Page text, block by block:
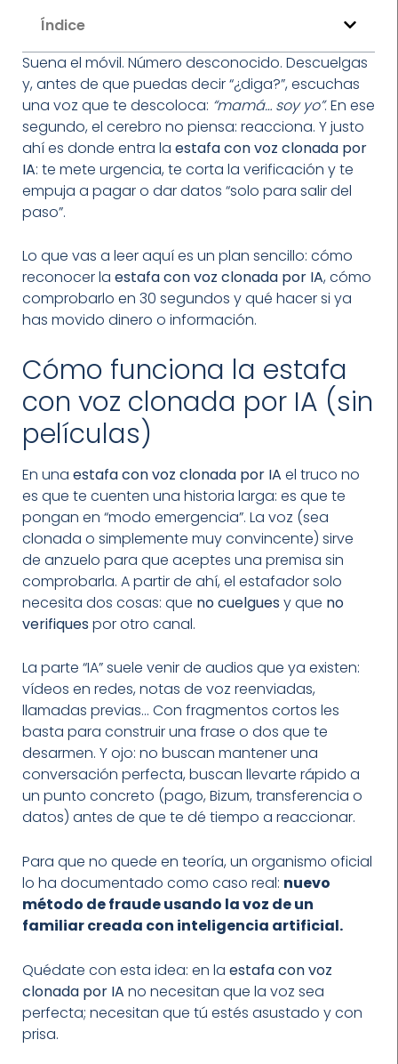
Índice
Suena el móvil. Número desconocido. Descuelgas
y, antes de que puedas decir “¿diga?”, escuchas
una voz que te descoloca: “mamá… soy yo”. En ese
segundo, el cerebro no piensa: reacciona. Y justo
ahí es donde entra la estafa con voz clonada por
IA: te mete urgencia, te corta la verificación y te
empuja a pagar o dar datos “solo para salir del
paso”.
Lo que vas a leer aquí es un plan sencillo: cómo
reconocer la estafa con voz clonada por IA, cómo
comprobarlo en 30 segundos y qué hacer si ya
has movido dinero o información.
Cómo funciona la estafa
con voz clonada por IA (sin
películas)
En una estafa con voz clonada por IA el truco no
es que te cuenten una historia larga: es que te
pongan en “modo emergencia”. La voz (sea
clonada o simplemente muy convincente) sirve
de anzuelo para que aceptes una premisa sin
comprobarla. A partir de ahí, el estafador solo
necesita dos cosas: que no cuelguesy que no
verifiquespor otro canal.
La parte “IA” suele venir de audios que ya existen:
vídeos en redes, notas de voz reenviadas,
llamadas previas… Con fragmentos cortos les
basta para construir una frase o dos que te
desarmen. Y ojo: no buscan mantener una
conversación perfecta, buscan llevarte rápido a
un punto concreto (pago, Bizum, transferencia o
datos) antes de que te dé tiempo a reaccionar.
Para que no quede en teoría, un organismo oficial
lo ha documentado como caso real: nuevo
método de fraude usando la voz de un
familiar creada con inteligencia artificial.
Quédate con esta idea: en la estafa con voz
clonada por IA no necesitan que la voz sea
perfecta; necesitan que tú estés asustado y con
prisa.